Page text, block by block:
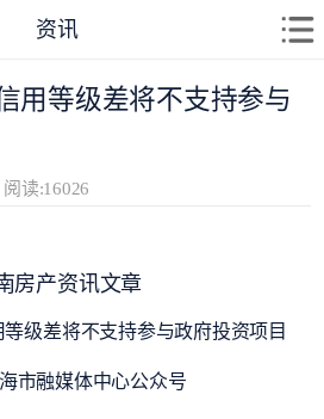
资讯
用等级差将不支持参与
阅读:16026
房产资讯文章
级差将不支持参与政府投资项目
市融媒体中心公众号